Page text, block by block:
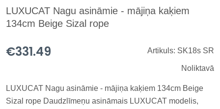
LUXUCAT Nagu asināmie - mājiņa kaķiem
134cm Beige Sizal rope
€331.49 Artikuls: SK18s SR
Noliktavā
LUXUCAT Nagu asināmie - mājiņa kaķiem 134cm Beige
Sizal rope Daudzlīmeņu asināmais LUXUCAT modelis,